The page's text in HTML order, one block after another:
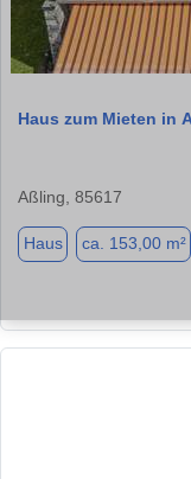
Haus zum Mieten in
Aßling, 85617
Haus ca. 153,00 m²